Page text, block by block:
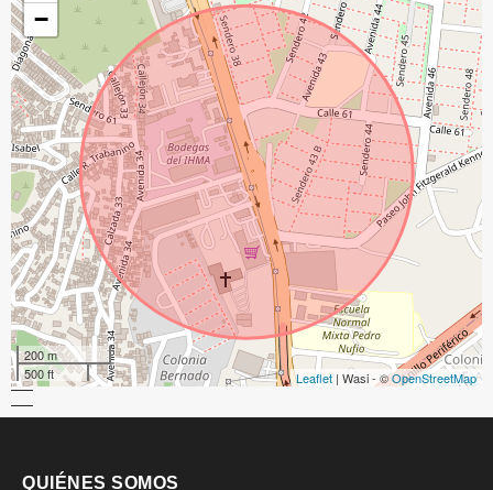
−
200 m
500 ft
Leaflet | Wasi - ©OpenStreetMap
QUIÉNES SOMOS